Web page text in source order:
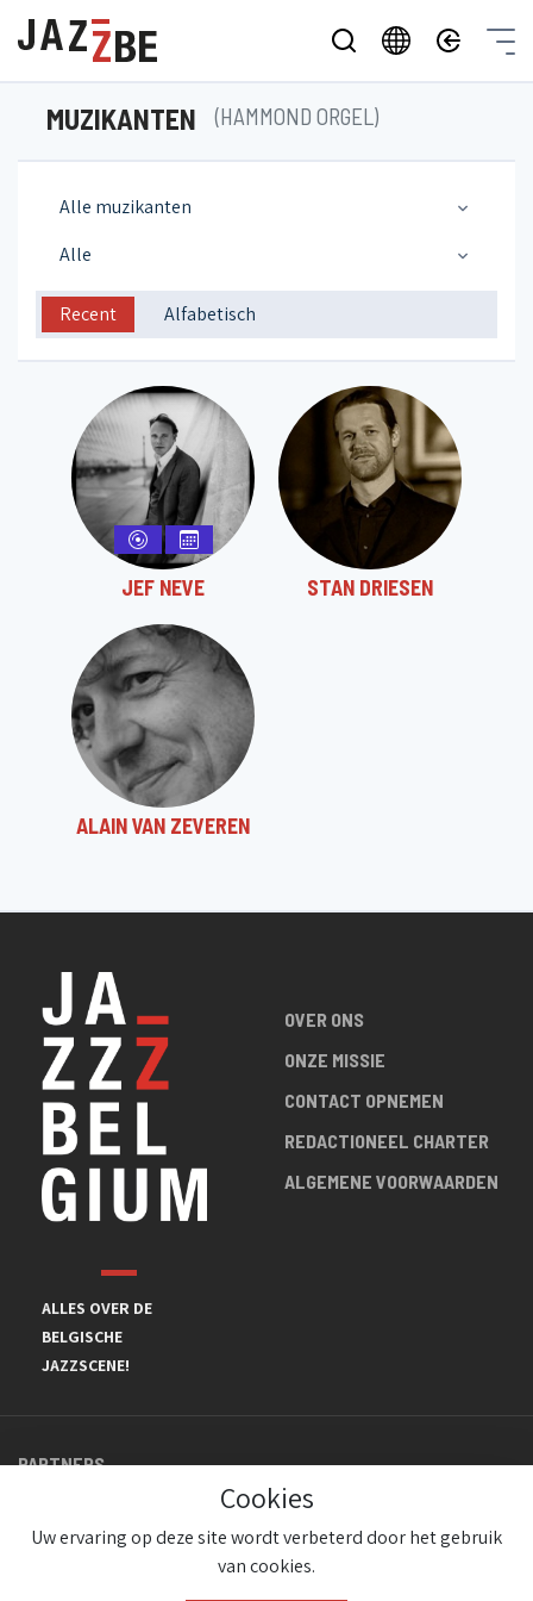
MUZIKANTEN (HAMMOND ORGEL)
Alle muzikanten
Alle
Recent Alfabetisch
JEF NEVE STAN DRIESEN
ALAIN VAN ZEVEREN
ALLES OVER DE
BELGISCHE
JAZZSCENE!
OVER ONS
ONZE MISSIE
CONTACT OPNEMEN
REDACTIONEEL CHARTER
ALGEMENE VOORWAARDEN
PARTNERS
Cookies
Uw ervaring op deze site wordt verbeterd door het gebruik
van cookies.